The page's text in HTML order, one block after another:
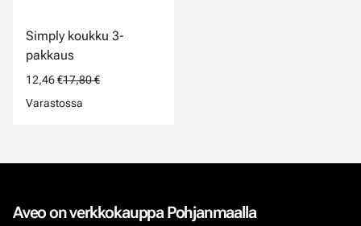
Simply koukku 3-
pakkaus
12,46 €17,80 €
Varastossa
Aveo on verkkokauppa Pohjanmaalla